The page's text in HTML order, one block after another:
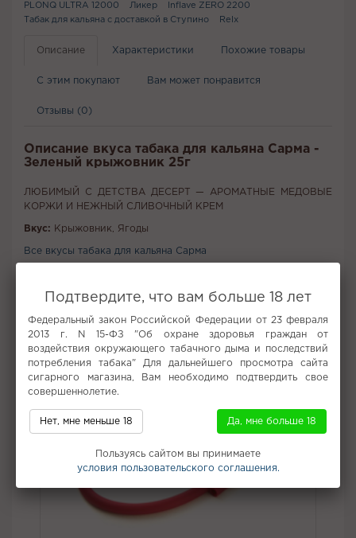
PLONQ ULTRA 12000
Ликер
Inflave ZERO 2200
Табак для кальяна с доставкой в Ступино
Relx
Описание Характеристики Похожие товары
С этим покупают Вам может понравится
Отзывы (0)
Описание вкуса табака для кальяна Сарма -
Зеленый крыжовник 25г
ЛЮБИМЫЙ С ДЕТСТВА ДЕСЕРТ — АРОМАТНЫЕ МЕДОВЫЕ
КОРЖИ И НЕЖНЫЙ СЛИВОЧНЫЙ КРЕМ
Вкус: Крыжовник, Ягоды
Все вкусы табака для кальяна Сарма
Не забудьте купить
Подтвердите, что вам больше 18 лет
Федеральный закон Российской Федерации от 23 февраля
2013 г. N 15-ФЗ "Об охране здоровья граждан от
воздействия окружающего табачного дыма и последствий
потребления табака" Для дальнейшего просмотра сайта
сигарного магазина, Вам необходимо подтвердить свое
совершеннолетие.
Нет, мне меньше 18 Да, мне больше 18
Пользуясь сайтом вы принимаете
условия пользовательского соглашения.